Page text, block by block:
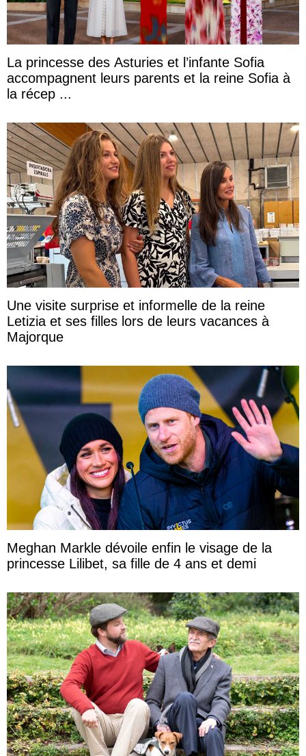
La princesse des Asturies et l’infante Sofia
accompagnent leurs parents et la reine Sofia à
la récep ...
Une visite surprise et informelle de la reine
Letizia et ses filles lors de leurs vacances à
Majorque
Meghan Markle dévoile enfin le visage de la
princesse Lilibet, sa fille de 4 ans et demi